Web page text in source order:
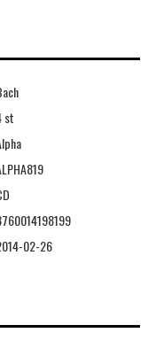
st
02-26